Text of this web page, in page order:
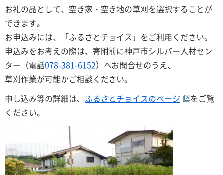
お礼の品として、空き家・空き地の草刈を選択することが
できます。
お申込みには、「ふるさとチョイス」をご利用ください。
申込みをお考えの際は、 寄附前に神戸市シルバー人材セン
ター（電話078-381-6152）へお問合せのうえ、
草刈作業が可能かご相談ください。
申し込み等の詳細は、 ふるさとチョイスのページ
をご覧
ください。